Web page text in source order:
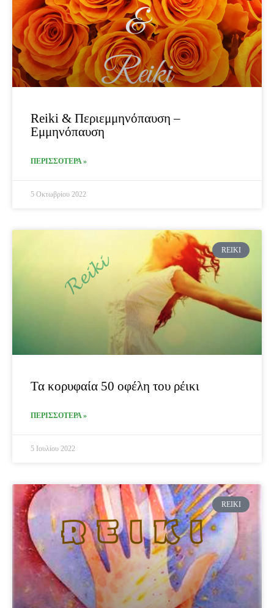
Reiki & Περιεμμηνόπαυση –
Εμμηνόπαυση
ΠΕΡΙΣΣΟΤΕΡΑ »
5 Οκτωβρίου 2022
REIKI
Τα κορυφαία 50 οφέλη του ρέικι
ΠΕΡΙΣΣΟΤΕΡΑ »
5 Ιουλίου 2022
REIKI